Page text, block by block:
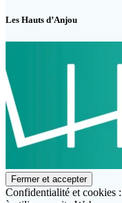
Les Hauts d’Anjou
Confidentialité et cookies